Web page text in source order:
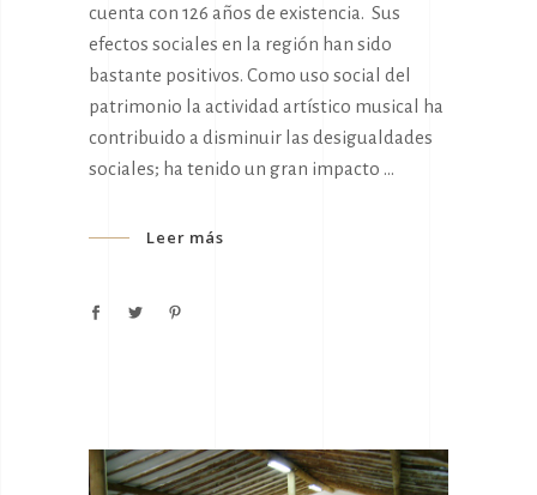
cuenta con 126 años de existencia. Sus
efectos sociales en la región han sido
bastante positivos. Como uso social del
patrimonio la actividad artístico musical ha
contribuido a disminuir las desigualdades
sociales; ha tenido un gran impacto
Leer más